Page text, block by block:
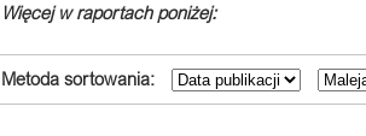
Więcej w raportach poniżej:
Metoda sortowania: